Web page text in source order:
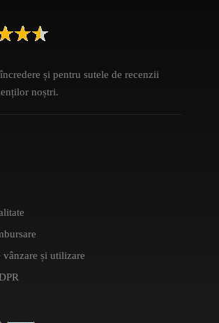
și pentru sutele de recenzii
noștri.
și utilizare